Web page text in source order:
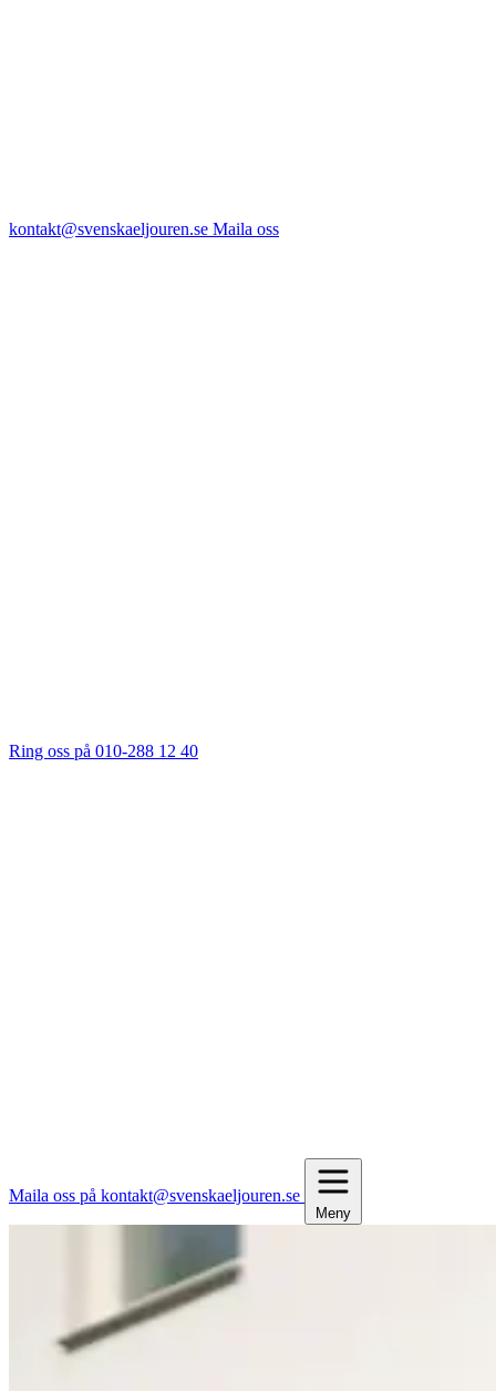
kontakt@svenskaeljouren.se Maila oss
Ring oss på 010-288 12 40
Maila oss på kontakt@svenskaeljouren.se
Meny